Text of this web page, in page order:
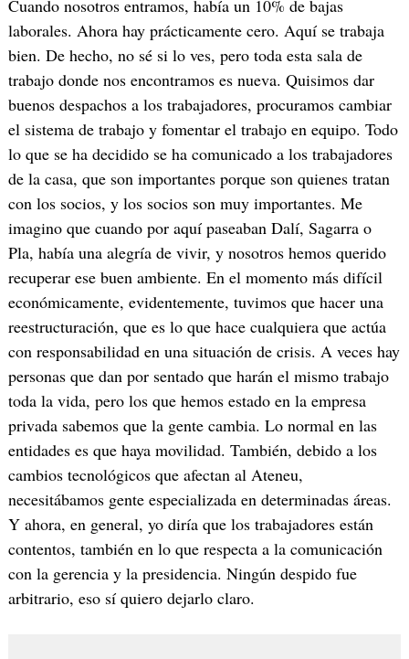
Cuando nosotros entramos, había un 10% de bajas
laborales. Ahora hay prácticamente cero. Aquí se trabaja
bien. De hecho, no sé si lo ves, pero toda esta sala de
trabajo donde nos encontramos es nueva. Quisimos dar
buenos despachos a los trabajadores, procuramos cambiar
el sistema de trabajo y fomentar el trabajo en equipo. Todo
lo que se ha decidido se ha comunicado a los trabajadores
de la casa, que son importantes porque son quienes tratan
con los socios, y los socios son muy importantes. Me
imagino que cuando por aquí paseaban Dalí, Sagarra o
Pla, había una alegría de vivir, y nosotros hemos querido
recuperar ese buen ambiente. En el momento más difícil
económicamente, evidentemente, tuvimos que hacer una
reestructuración, que es lo que hace cualquiera que actúa
con responsabilidad en una situación de crisis. A veces hay
personas que dan por sentado que harán el mismo trabajo
toda la vida, pero los que hemos estado en la empresa
privada sabemos que la gente cambia. Lo normal en las
entidades es que haya movilidad. También, debido a los
cambios tecnológicos que afectan al Ateneu,
necesitábamos gente especializada en determinadas áreas.
Y ahora, en general, yo diría que los trabajadores están
contentos, también en lo que respecta a la comunicación
con la gerencia y la presidencia. Ningún despido fue
arbitrario, eso sí quiero dejarlo claro.